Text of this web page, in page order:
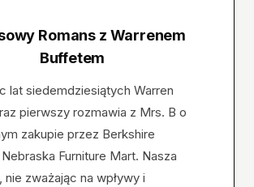
Romans z Warrenem
Buffetem
lat siedemdziesiątych Warren
pierwszy rozmawia z Mrs. B o
zakupie przez Berkshire
Furniture Mart. Nasza
nie zważając na wpływy i